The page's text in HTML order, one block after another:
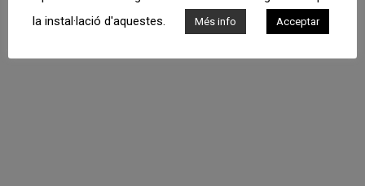
la instal·lació d'aquestes.
Més info Acceptar